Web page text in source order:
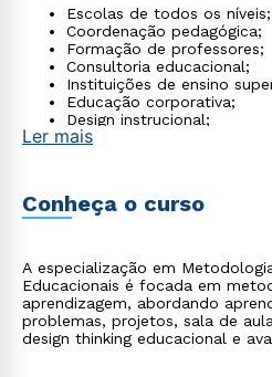
Escolas de todos os níveis;
Coordenação pedagógica;
Formação de professores;
Consultoria educacional;
Instituições de ensino
Educação corporativa;
Design instrucional;
Plataformas de educação
Ler mais
Conheça o curso
A especialização em
Educacionais é focada em
aprendizagem, abordando
problemas, projetos, sala de
design thinking educacional e